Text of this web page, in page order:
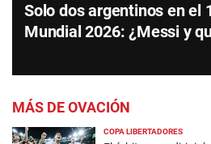
Solo dos argentinos en el
Mundial 2026: ¿Messi y
MÁS DE OVACIÓN
COPA LIBERTADORES